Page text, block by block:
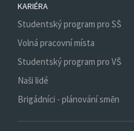
KARIÉRA
Studentský program pro SŠ
Volná pracovní místa
Studentský program pro VŠ
Naši lidé
Brigádníci - plánování směn